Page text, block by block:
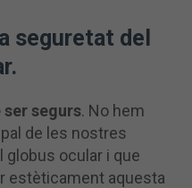
seguretat del
segurs. No hem
de les nostres
globus ocular i que
estèticament aquesta